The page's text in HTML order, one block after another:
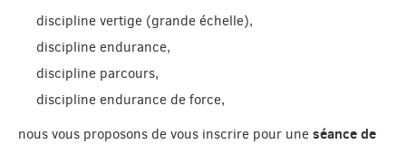
discipline vertige (grande échelle),
discipline endurance,
discipline parcours,
discipline endurance de force,
nous vous proposons de vous inscrire pour une séance de